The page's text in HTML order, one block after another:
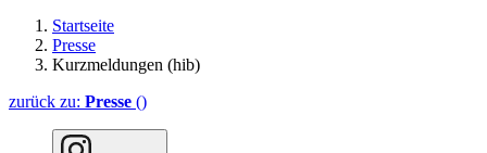
Startseite
Presse
Kurzmeldungen (hib)
zurück zu: Presse ()